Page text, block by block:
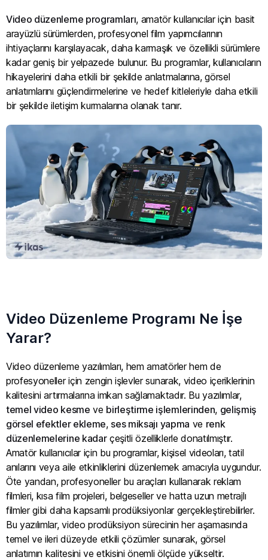
Video düzenleme programları, amatör kullanıcılar için basit
arayüzlü sürümlerden, profesyonel film yapımcılarının
ihtiyaçlarını karşılayacak, daha karmaşık ve özellikli sürümlere
kadar geniş bir yelpazede bulunur. Bu programlar, kullanıcıların
hikayelerini daha etkili bir şekilde anlatmalarına, görsel
anlatımlarını güçlendirmelerine ve hedef kitleleriyle daha etkili
bir şekilde iletişim kurmalarına olanak tanır.
Video Düzenleme Programı Ne İşe
Yarar?
Video düzenleme yazılımları, hem amatörler hem de
profesyoneller için zengin işlevler sunarak, video içeriklerinin
kalitesini artırmalarına imkan sağlamaktadır. Bu yazılımlar,
temel video kesme ve birleştirme işlemlerinden, gelişmiş
görsel efektler ekleme, ses miksajı yapma ve renk
düzenlemelerine kadarçeşitli özelliklerle donatılmıştır.
Amatör kullanıcılar için bu programlar, kişisel videoları, tatil
anılarını veya aile etkinliklerini düzenlemek amacıyla uygundur.
Öte yandan, profesyoneller bu araçları kullanarak reklam
filmleri, kısa film projeleri, belgeseller ve hatta uzun metrajlı
filmler gibi daha kapsamlı prodüksiyonlar gerçekleştirebilirler.
Bu yazılımlar, video prodüksiyon sürecinin her aşamasında
temel ve ileri düzeyde etkili çözümler sunarak, görsel
anlatımın kalitesini ve etkisini önemli ölçüde yükseltir.